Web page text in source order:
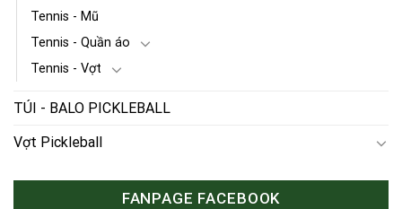
Tennis - Mũ
Tennis - Quần áo
Tennis - Vợt
TÚI - BALO PICKLEBALL
Vợt Pickleball
FANPAGE FACEBOOK